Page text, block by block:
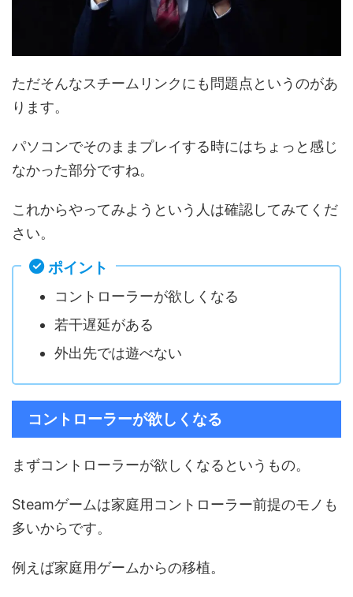
ただそんなスチームリンクにも問題点というのがあ
ります。
パソコンでそのままプレイする時にはちょっと感じ
なかった部分ですね。
これからやってみようという人は確認してみてくだ
さい。
ポイント
コントローラーが欲しくなる
若干遅延がある
外出先では遊べない
コントローラーが欲しくなる
まずコントローラーが欲しくなるというもの。
Steamゲームは家庭用コントローラー前提のモノも
多いからです。
例えば家庭用ゲームからの移植。